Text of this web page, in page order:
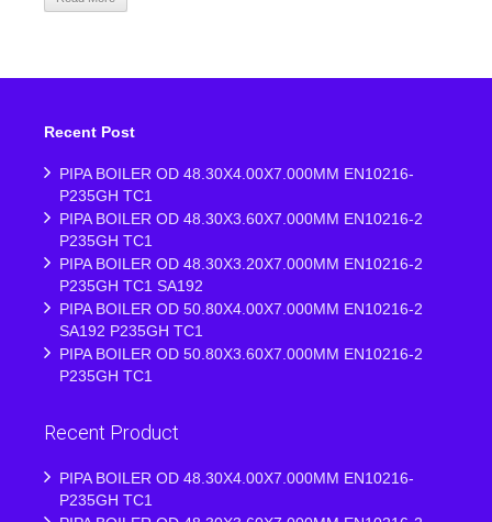
Recent Post
PIPA BOILER OD 48.30X4.00X7.000MM EN10216-
P235GH TC1
PIPA BOILER OD 48.30X3.60X7.000MM EN10216-2
P235GH TC1
PIPA BOILER OD 48.30X3.20X7.000MM EN10216-2
P235GH TC1 SA192
PIPA BOILER OD 50.80X4.00X7.000MM EN10216-2
SA192 P235GH TC1
PIPA BOILER OD 50.80X3.60X7.000MM EN10216-2
P235GH TC1
Recent Product
PIPA BOILER OD 48.30X4.00X7.000MM EN10216-
P235GH TC1